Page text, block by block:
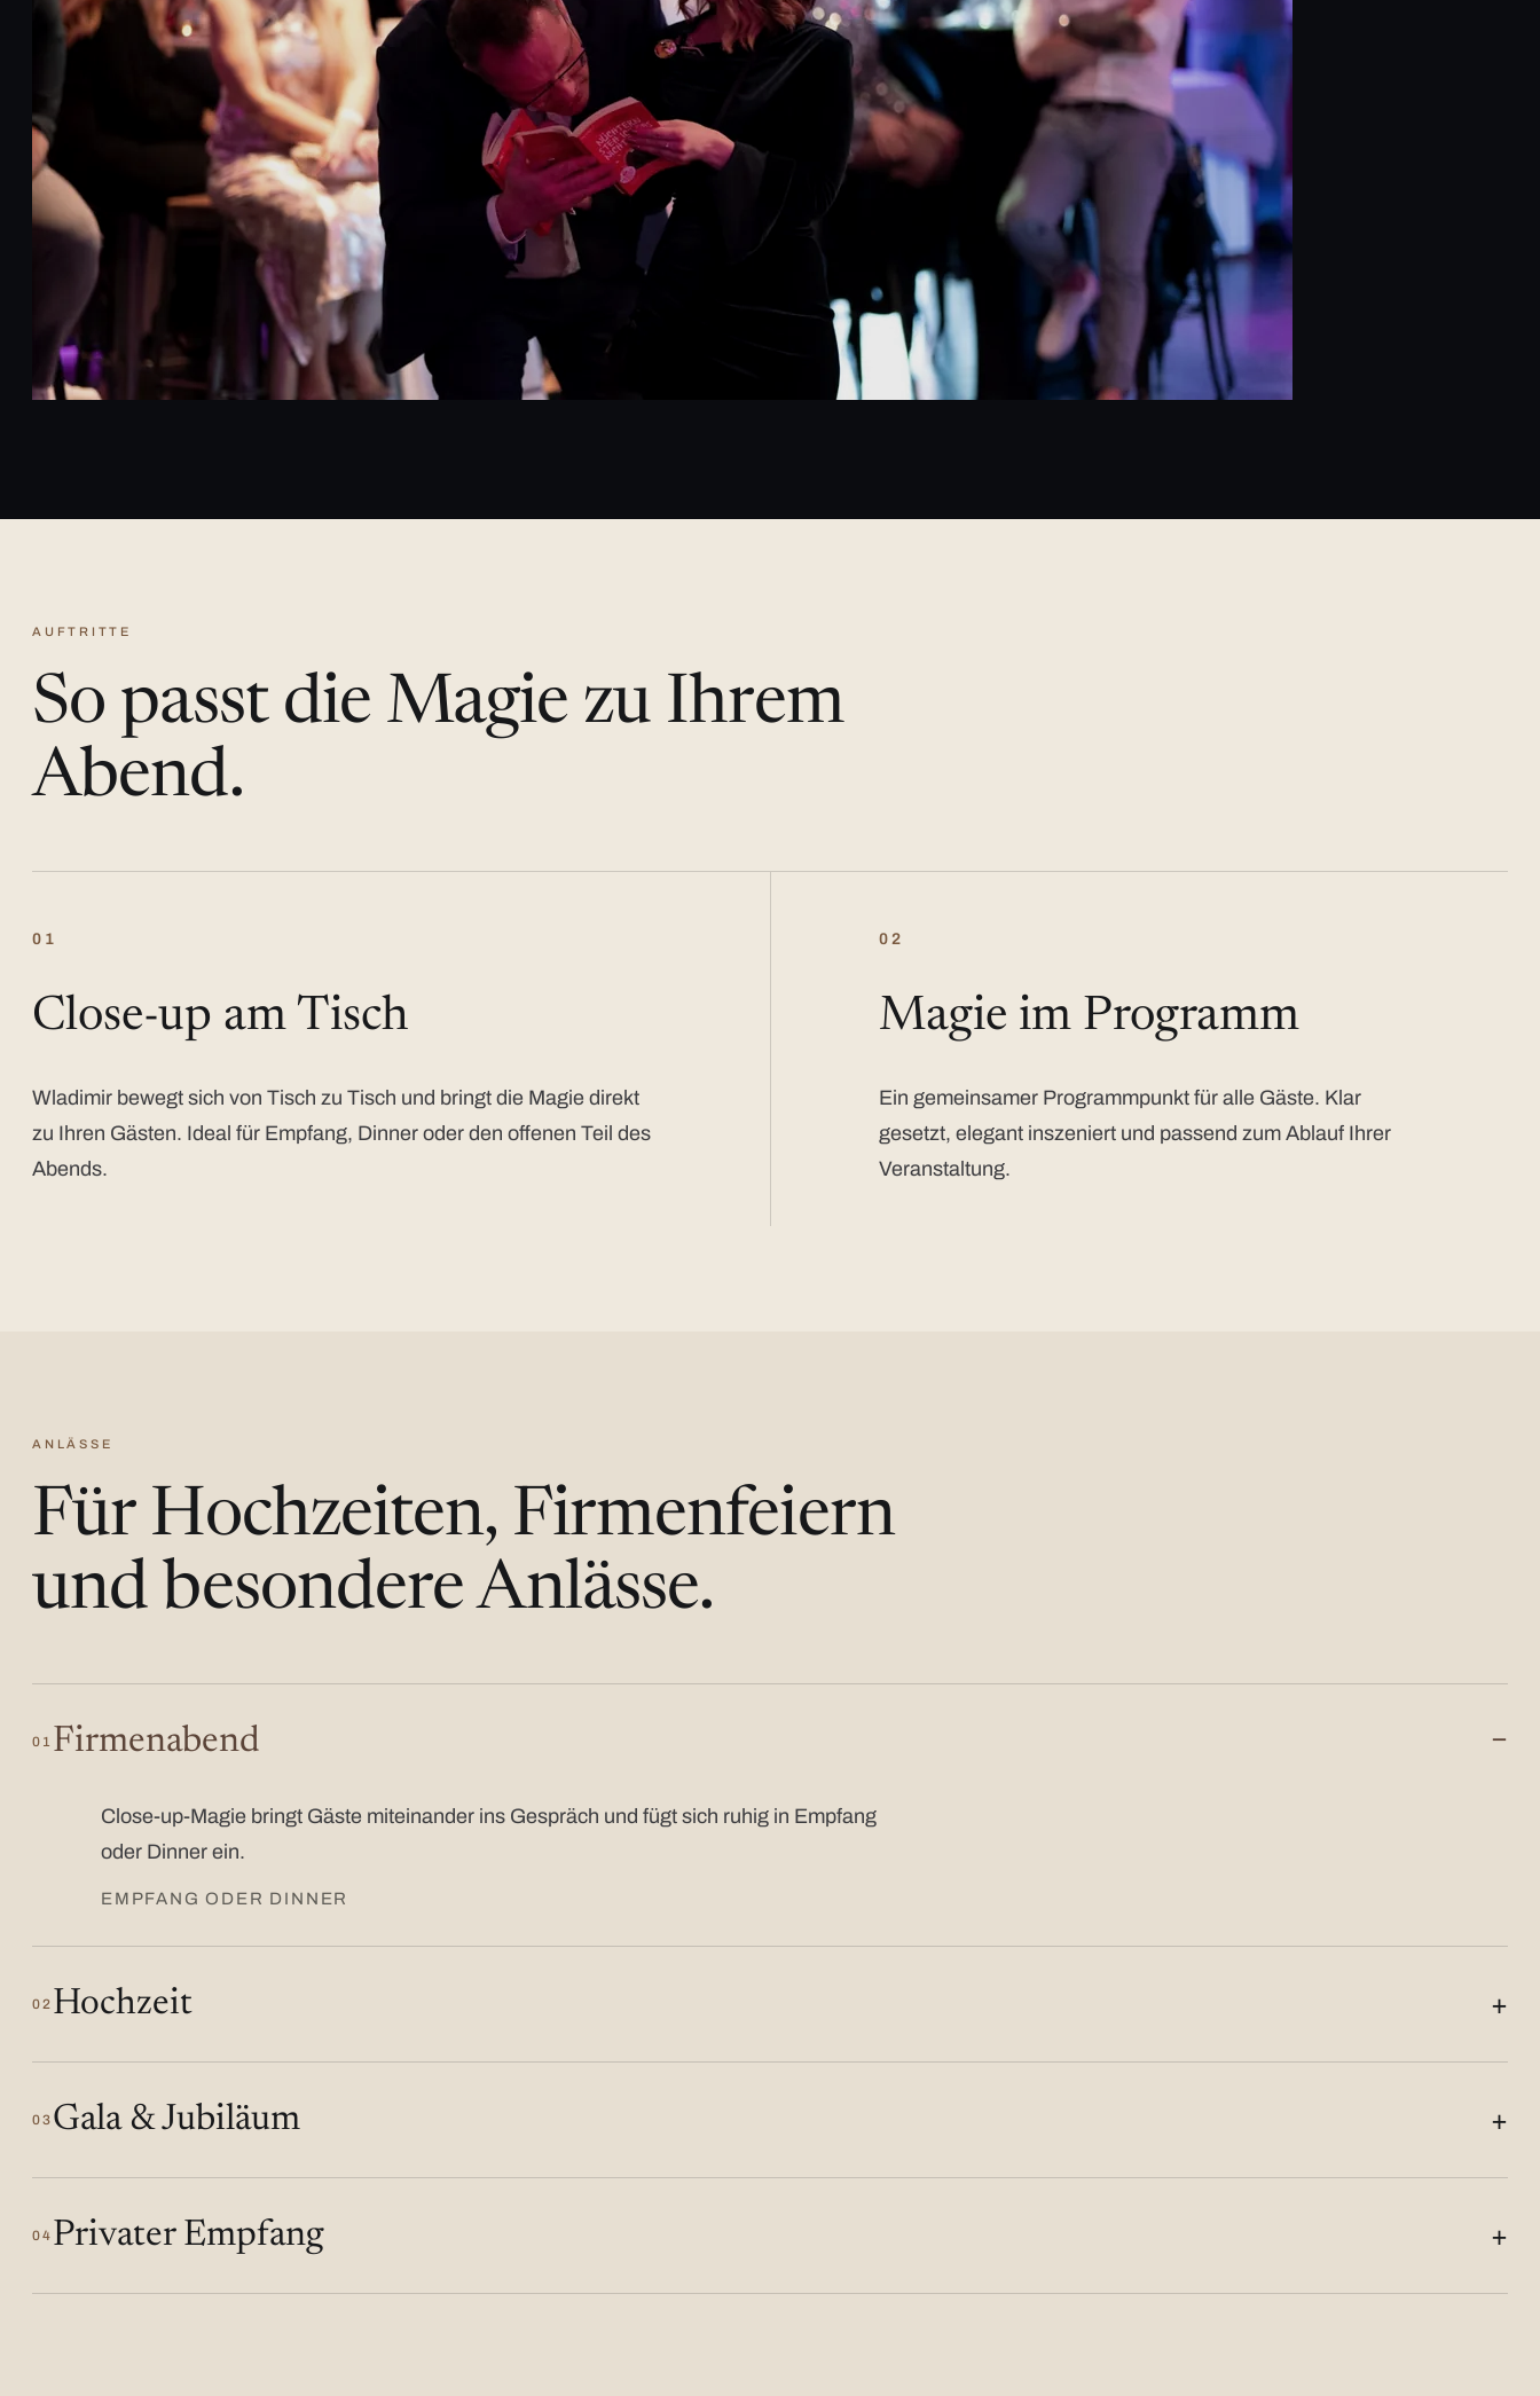
AUFTRITTE
So passt die Magie zu Ihrem
Abend.
01
Close-up am Tisch
Wladimir bewegt sich von Tisch zu Tisch und bringt die Magie direkt
zu Ihren Gästen. Ideal für Empfang, Dinner oder den offenen Teil des
Abends.
02
Magie im Programm
Ein gemeinsamer Programmpunkt für alle Gäste. Klar
gesetzt, elegant inszeniert und passend zum Ablauf Ihrer
Veranstaltung.
ANLÄSSE
Für Hochzeiten, Firmenfeiern
und besondere Anlässe.
01 Firmenabend
Close-up-Magie bringt Gäste miteinander ins Gespräch und fügt sich ruhig in Empfang
oder Dinner ein.
EMPFANG ODER DINNER
02 Hochzeit
03 Gala & Jubiläum
04 Privater Empfang